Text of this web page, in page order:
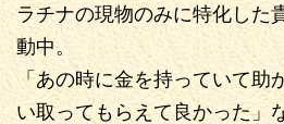
ラチナの現物のみに特化した
動中。
「あの時に金を持っていて助
い取ってもらえて良かった」